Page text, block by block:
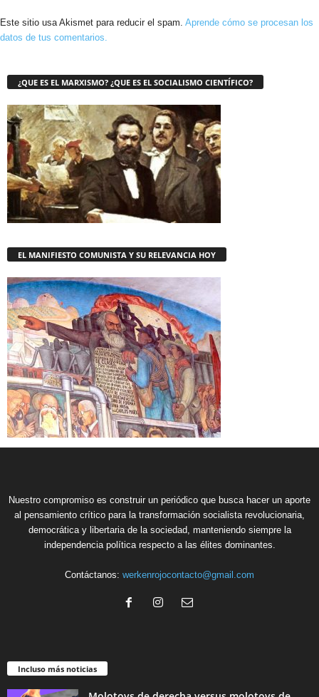
Este sitio usa Akismet para reducir el spam. Aprende cómo se procesan los
datos de tus comentarios.
¿QUE ES EL MARXISMO? ¿QUE ES EL SOCIALISMO CIENTÍFICO?
EL MANIFIESTO COMUNISTA Y SU RELEVANCIA HOY
Nuestro compromiso es construir un periódico que busca hacer un aporte
al pensamiento crítico para la transformación socialista revolucionaria,
democrática y libertaria de la sociedad, manteniendo siempre la
independencia política respecto a las élites dominantes.
Contáctanos: werkenrojocontacto@gmail.com
Incluso más noticias